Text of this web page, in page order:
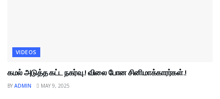
VIDEOS
கமல் அடுத்த கட்ட நகர்வு.! விலை போன சினிமாக்காரர்கள்.!
BY ADMIN MAY 9, 2025